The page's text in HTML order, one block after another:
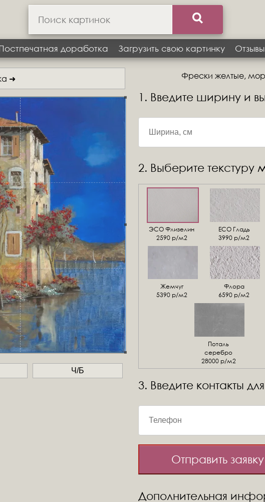
доработка Загрузить свою картинку Отзывы
➜
Ч/Б
Фрески желтые,
1. Введите ширину и
2. Выберите текстуру
ЭСО Флизелин
2590 р/м2
ЕСО Гладь
3990 р/м2
Жемчуг
5390 р/м2
Флора
6590 р/м2
Поталь
серебро
28000 р/м2
3. Введите контакты
Отправить заявку
Дополнительная